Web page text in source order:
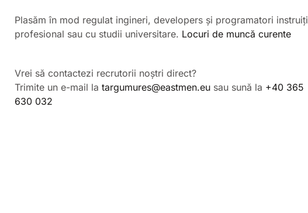
Plasăm în mod regulat ingineri, developers și programatori instruiți
profesional sau cu studii universitare. Locuri de muncă curente
Vrei să contactezi recrutorii noștri direct?
Trimite un e-mail la targumures@eastmen.eu sau sună la +40 365
630 032